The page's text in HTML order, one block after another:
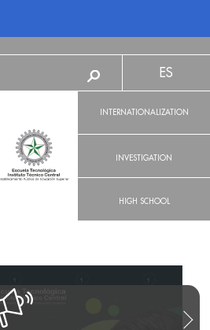
de Colombia
ES
INTERNATIONALIZATION
INVESTIGATION
HIGH SCHOOL